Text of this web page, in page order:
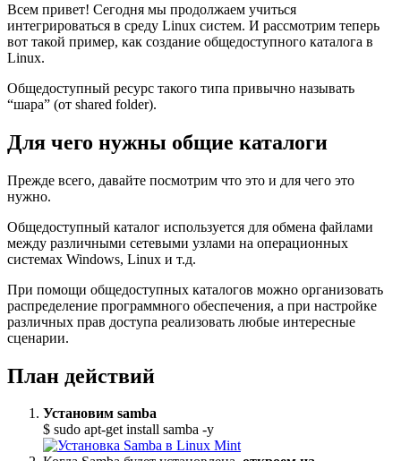
Всем привет! Сегодня мы продолжаем учиться
интегрироваться в среду Linux систем. И рассмотрим теперь
вот такой пример, как создание общедоступного каталога в
Linux.
Общедоступный ресурс такого типа привычно называть
“шара” (от shared folder).
Для чего нужны общие каталоги
Прежде всего, давайте посмотрим что это и для чего это
нужно.
Общедоступный каталог используется для обмена файлами
между различными сетевыми узлами на операционных
системах Windows, Linux и т.д.
При помощи общедоступных каталогов можно организовать
распределение программного обеспечения, а при настройке
различных прав доступа реализовать любые интересные
сценарии.
План действий
Установим samba
$ sudo apt-get install samba -y